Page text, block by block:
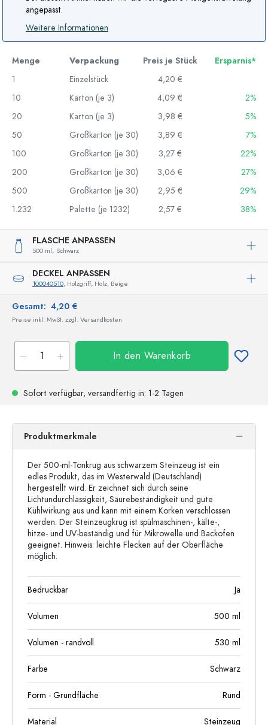
angepasst.
Weitere Informationen
Menge Verpackung Preis je Stück
Ersparnis*
1
Einzelstück
4,20 €
10
Karton (je 3) 4,09 €
2%
20
Karton (je 3) 3,98 €
5%
50
Großkarton (je 30) 3,89 €
7%
100
Großkarton (je 30) 3,27 €
22%
200
Großkarton (je 30) 3,06 €
27%
500
Großkarton (je 30) 2,95 €
29%
1.232
Palette (je 1232) 2,57 € 38%
FLASCHE ANPASSEN
500 ml, Schwarz
DECKEL ANPASSEN
100040510, Holzgriff, Holz, Beige
Gesamt: 4,20 €
Preise inkl. MwSt. zzgl. Versandkosten
In den Warenkorb
Sofort verfügbar, versandfertig in: 1-2 Tagen
Produktmerkmale
Der 500-ml-Tonkrug aus schwarzem Steinzeug ist ein
edles Produkt, das im Westerwald (Deutschland)
hergestellt wird. Er zeichnet sich durch seine
Lichtundurchlässigkeit, Säurebeständigkeit und gute
Kühlwirkung aus und kann mit einem Korken verschlossen
werden. Der Steinzeugkrug ist spülmaschinen-, kälte-,
hitze- und UV-beständig und für Mikrowelle und Backofen
geeignet. Hinweis: leichte Flecken auf der Oberfläche
möglich.
Bedruckbar Ja
Volumen 500 ml
Volumen - randvoll 530 ml
Farbe Schwarz
Form - Grundfläche Rund
Material Steinzeug